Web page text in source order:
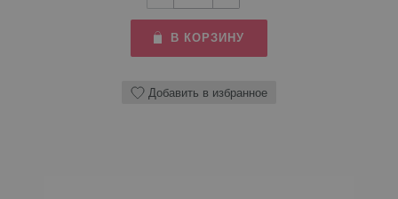
В КОРЗИНУ
Добавить в избранное